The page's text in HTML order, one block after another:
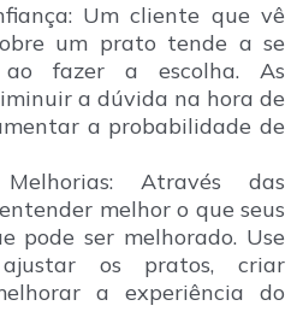
Um cliente que vê
um prato tende a se
fazer a escolha. As
a dúvida na hora de
a probabilidade de
Através das
melhor o que seus
pode ser melhorado. Use
os pratos, criar
a experiência do